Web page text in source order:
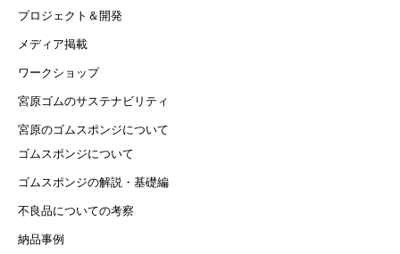
プロジェクト＆開発
メディア掲載
ワークショップ
宮原ゴムのサステナビリティ
宮原のゴムスポンジについて
ゴムスポンジについて
ゴムスポンジの解説・基礎編
不良品についての考察
納品事例